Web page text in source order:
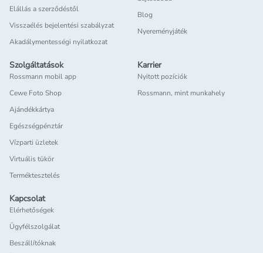
Elállás a szerződéstől
Visszaélés bejelentési szabályzat
Akadálymentességi nyilatkozat
Blog
Nyereményjáték
Szolgáltatások
Rossmann mobil app
Cewe Foto Shop
Ajándékkártya
Egészségpénztár
Vízparti üzletek
Virtuális tükör
Terméktesztelés
Karrier
Nyitott pozíciók
Rossmann, mint munkahely
Kapcsolat
Elérhetőségek
Ügyfélszolgálat
Beszállítóknak